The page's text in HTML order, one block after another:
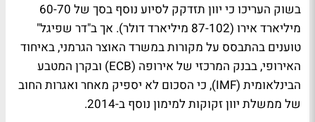
בשוק העריכו כי יוון תזדקק לסיוע נוסף בסך של 60-70
מיליארד אירו (87-102 מיליארד דולר). אך ב"דר שפיגל"
טוענים בהתבסס על מקורות במשרד האוצר הגרמני, באיחוד
האירופי, בבנק המרכזי של אירופה (ECB) ובקרן המטבע
הבינלאומית (IMF), כי הסכום לא יספיק מאחר ואגרות החוב
של ממשלת יוון זקוקות למימון נוסף ב-2014.